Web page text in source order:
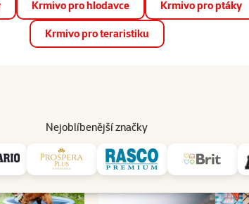
si novou aplikaci Super zoo.Více informací
Krmivo pro hlodavce Krmivo pro ptáky
Krmivo pro teraristiku
Nejoblíbenější značky
Prodejny Služby